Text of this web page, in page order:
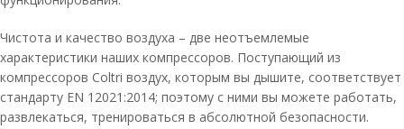
Чистота и качество воздуха – две неотъемлемые
характеристики наших компрессоров. Поступающий из
компрессоров Coltri воздух, которым вы дышите, соответствует
стандарту EN 12021:2014; поэтому с ними вы можете работать,
развлекаться, тренироваться в абсолютной безопасности.